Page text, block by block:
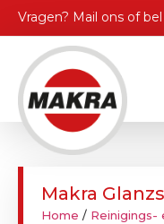
Vragen? Mail ons of bel
Makra
Home / Reinigings-